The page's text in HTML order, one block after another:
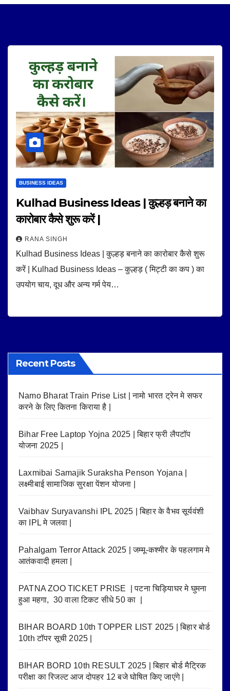
BUSINESS IDEAS
Kulhad Business Ideas | कुल्हड़ बनाने का
कारोबार कैसे शुरू करें |
RANA SINGH
Kulhad Business Ideas | कुल्हड़ बनाने का कारोबार कैसे शुरू
करें | Kulhad Business Ideas – कुल्हड़ ( मिट्टी का कप ) का
उपयोग चाय, दूध और अन्य गर्म पेय…
Recent Posts
Namo Bharat Train Prise List | नामो भारत ट्रेन मे सफर
करने के लिए कितना किराया है |
Bihar Free Laptop Yojna 2025 | बिहार फ्री लैपटॉप
योजना 2025 |
Laxmibai Samajik Suraksha Penson Yojana |
लक्ष्मीबाई सामाजिक सुरक्षा पेंशन योजना |
Vaibhav Suryavanshi IPL 2025 | बिहार के वैभव सूर्यवंशी
का IPL मे जलवा |
Pahalgam Terror Attack 2025 | जम्मू-कश्मीर के पहलगाम मे
आतंकवादी हमला |
PATNA ZOO TICKET PRISE | पटना चिड़ियाघर मे घुमना
हुआ महगा, 30 वाला टिकट सीधे 50 का |
BIHAR BOARD 10th TOPPER LIST 2025 | बिहार बोर्ड
10th टॉपर सूची 2025 |
BIHAR BORD 10th RESULT 2025 | बिहार बोर्ड मैट्रिक
परीक्षा का रिजल्ट आज दोपहर 12 बजे घोषित किए जाएंगे |